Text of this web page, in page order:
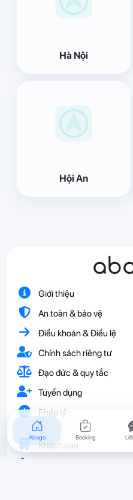
Hà Nội
Hội An
Giới thiệu
An toàn & bảo vệ
Điều khoản & Điều lệ
Chính sách riêng tư
Đạo đức & quy tắc
Tuyển dụng
Pháp lý
Khách sạn
Abogo Booking